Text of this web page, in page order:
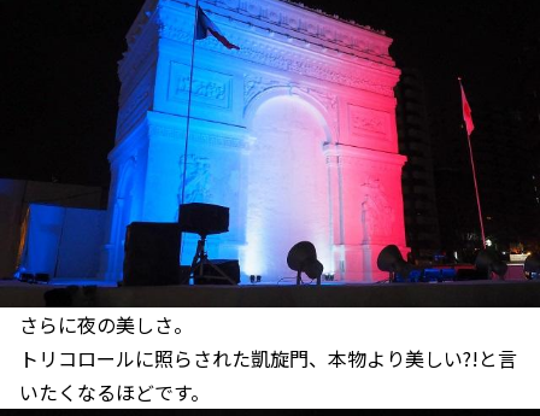
さらに夜の美しさ。
トリコロールに照らされた凱旋門、本物より美しい?!と言
いたくなるほどです。